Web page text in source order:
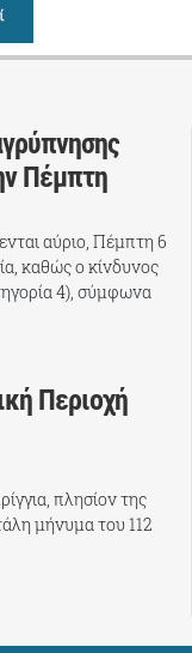
Πέμπτη
αύριο, Πέμπτη 6
καθώς ο κίνδυνος
4), σύμφωνα
Περιοχή
πλησίον της
μήνυμα του 112